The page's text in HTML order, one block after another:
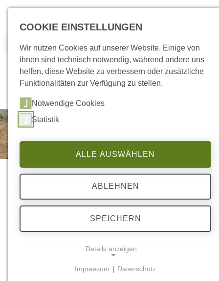
Jobs
Wohnhaus | Schloss
Laurenburg
COOKIE EINSTELLUNGEN
Wir nutzen Cookies auf unserer Website. Einige von
ihnen sind technisch notwendig, während andere uns
helfen, diese Website zu verbessern oder zusätzliche
Funktionalitäten zur Verfügung zu stellen.
Notwendige Cookies
Statistik
ALLE AUSWÄHLEN
ABLEHNEN
SPEICHERN
Details anzeigen
Impressum | Datenschutz